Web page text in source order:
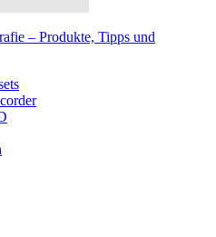
– Produkte, Tipps und